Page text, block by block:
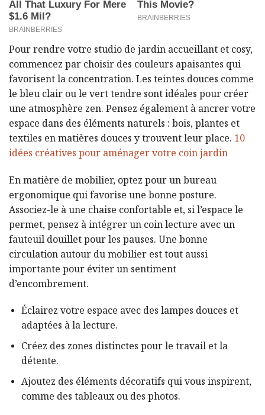
Pour rendre votre studio de jardin accueillant et cosy,
commencez par choisir des couleurs apaisantes qui
favorisent la concentration. Les teintes douces comme
le bleu clair ou le vert tendre sont idéales pour créer
une atmosphère zen. Pensez également à ancrer votre
espace dans des éléments naturels : bois, plantes et
textiles en matières douces y trouvent leur place. 10
idées créatives pour aménager votre coin jardin
En matière de mobilier, optez pour un bureau
ergonomique qui favorise une bonne posture.
Associez-le à une chaise confortable et, si l’espace le
permet, pensez à intégrer un coin lecture avec un
fauteuil douillet pour les pauses. Une bonne
circulation autour du mobilier est tout aussi
importante pour éviter un sentiment
d’encombrement.
Éclairez votre espace avec des lampes douces et
adaptées à la lecture.
Créez des zones distinctes pour le travail et la
détente.
Ajoutez des éléments décoratifs qui vous inspirent,
comme des tableaux ou des photos.